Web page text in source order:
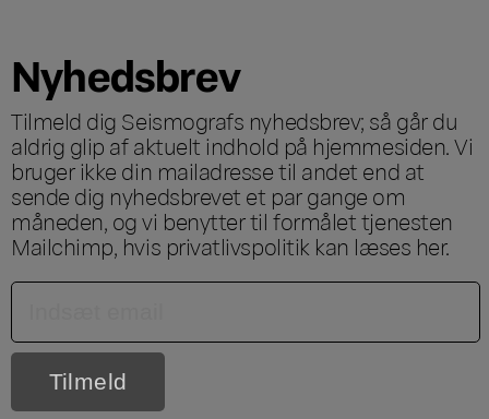
Nyhedsbrev
Tilmeld dig Seismografs nyhedsbrev; så går du
aldrig glip af aktuelt indhold på hjemmesiden. Vi
bruger ikke din mailadresse til andet end at
sende dig nyhedsbrevet et par gange om
måneden, og vi benytter til formålet tjenesten
Mailchimp, hvis privatlivspolitik kan læses her.